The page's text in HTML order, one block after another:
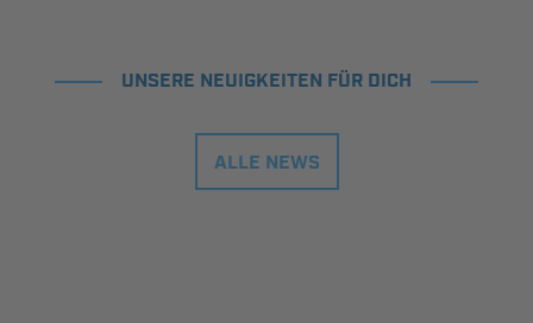
UNSERE NEUIGKEITEN FÜR DICH
ALLE NEWS